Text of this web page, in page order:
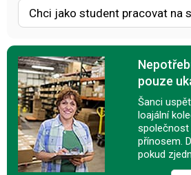
Chci jako student pracovat na
pouze
Šanci
loajální
společnost
přínosem.
pokud